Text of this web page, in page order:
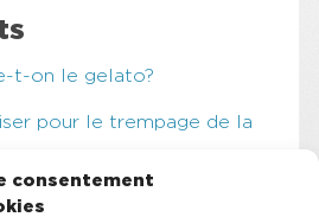
consentement
t-on le gelato?
pour le trempage de la
sa régularité en